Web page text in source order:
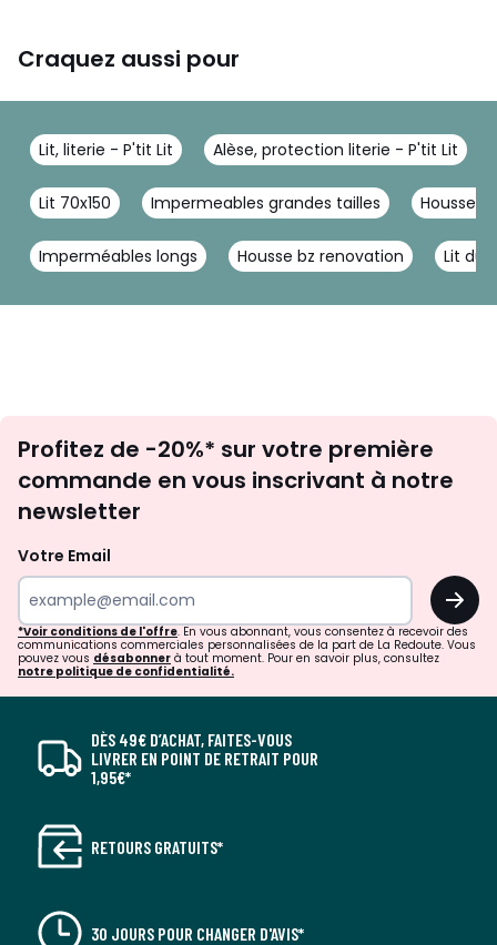
Craquez aussi pour
Lit, literie - P'tit Lit Alèse, protection literie - P'tit Lit
Lit 70x150 Impermeables grandes tailles Housse
Imperméables longs Housse bz renovation Lit duo
newsletter
Profitez de -20%* sur votre première
commande en vous inscrivant à notre
newsletter
Votre Email
OK
*Voir conditions de l'offre. En vous abonnant, vous consentez à recevoir des
communications commerciales personnalisées de la part de La Redoute. Vous
pouvez vous désabonner à tout moment. Pour en savoir plus, consultez
notre politique de confidentialité.
DÈS 49€ D’ACHAT, FAITES-VOUS
LIVRER EN POINT DE RETRAIT POUR
1,95€*
RETOURS GRATUITS*
30 JOURS POUR CHANGER D'AVIS*